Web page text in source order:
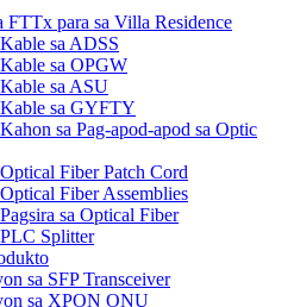
FTTx para sa Villa Residence
sa ADSS
sa OPGW
sa ASU
sa GYFTY
sa Pag-apod-apod sa Optic
Fiber Patch Cord
Fiber Assemblies
sa Optical Fiber
Splitter
sa SFP Transceiver
sa XPON ONU